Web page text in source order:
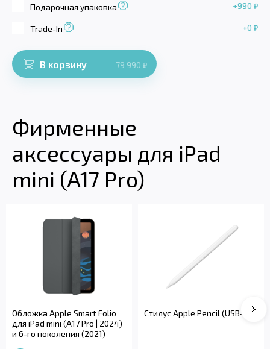
Подарочная упаковка +990 ₽
Trade-In +0 ₽
В корзину 79 990 ₽
Фирменные
аксессуары для iPad
mini (A17 Pro)
Обложка Apple Smart Folio
для iPad mini (A17 Pro | 2024)
и 6-го поколения (2021)
Стилус Apple Pencil (USB-C)